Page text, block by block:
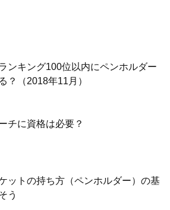
ンキング100位以内にペンホルダー
？（2018年11月）
チに資格は必要？
ットの持ち方（ペンホルダー）の基
う